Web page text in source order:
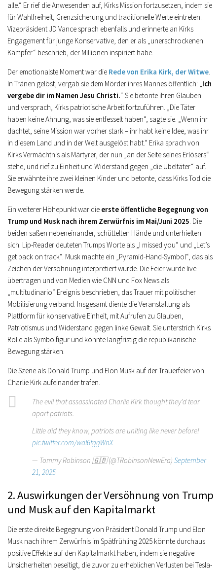
alle.“ Er rief die Anwesenden auf, Kirks Mission fortzusetzen, indem sie
für Wahlfreiheit, Grenzsicherung und traditionelle Werte eintreten.
Vizepräsident JD Vance sprach ebenfalls und erinnerte an Kirks
Engagement für junge Konservative, den er als „unerschrockenen
Kämpfer“ beschrieb, der Millionen inspiriert habe.
Der emotionalste Moment war die Rede von Erika Kirk, der Witwe.
In Tränen gelöst, vergab sie dem Mörder ihres Mannes öffentlich: „Ich
vergebe dir im Namen Jesu Christi.“ Sie betonte ihren Glauben
und versprach, Kirks patriotische Arbeit fortzuführen. „Die Täter
haben keine Ahnung, was sie entfesselt haben“, sagte sie. „Wenn ihr
dachtet, seine Mission war vorher stark – ihr habt keine Idee, was ihr
in diesem Land und in der Welt ausgelöst habt.“ Erika sprach von
Kirks Vermächtnis als Märtyrer, der nun „an der Seite seines Erlösers“
stehe, und rief zu Einheit und Widerstand gegen „die Übeltäter“ auf.
Sie erwähnte ihre zwei kleinen Kinder und betonte, dass Kirks Tod die
Bewegung stärken werde.
Ein weiterer Höhepunkt war die erste öffentliche Begegnung von
Trump und Musk nach ihrem Zerwürfnis im Mai/Juni 2025. Die
beiden saßen nebeneinander, schüttelten Hände und unterhielten
sich. Lip-Reader deuteten Trumps Worte als „I missed you“ und „Let’s
get back on track“. Musk machte ein „Pyramid-Hand-Symbol“, das als
Zeichen der Versöhnung interpretiert wurde. Die Feier wurde live
übertragen und von Medien wie CNN und Fox News als
„multitudinario“ Ereignis beschrieben, das Trauer mit politischer
Mobilisierung verband. Insgesamt diente die Veranstaltung als
Plattform für konservative Einheit, mit Aufrufen zu Glauben,
Patriotismus und Widerstand gegen linke Gewalt. Sie unterstrich Kirks
Rolle als Symbolfigur und könnte langfristig die republikanische
Bewegung stärken.
Die Szene als Donald Trump und Elon Musk auf der Trauerfeier von
Charlie Kirk aufeinander trafen.
The evil that assassinated Charlie Kirk thought they’d tear
apart patriots.
Little did they know, patriots are uniting like never before!
pic.twitter.com/wal6tggWnX
— Tommy Robinson 🇬🇧 (@TRobinsonNewEra) September
21, 2025
2. Auswirkungen der Versöhnung von Trump
und Musk auf den Kapitalmarkt
Die erste direkte Begegnung von Präsident Donald Trump und Elon
Musk nach ihrem Zerwürfnis im Spätfrühling 2025 könnte durchaus
positive Effekte auf den Kapitalmarkt haben, indem sie negative
Unsicherheiten beseitigt, die zuvor zu erheblichen Verlusten bei Tesla-